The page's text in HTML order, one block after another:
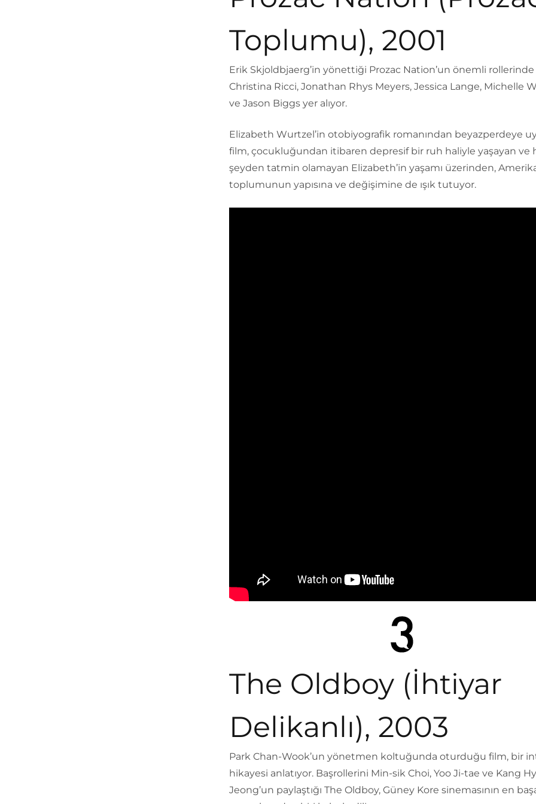
Toplumu), 2001
Erik Skjoldbjaerg’in yönettiği Prozac Nation’un önemli rollerinde
Christina Ricci, Jonathan Rhys Meyers, Jessica Lange, Michelle
ve Jason Biggs yer alıyor.
Elizabeth Wurtzel’in otobiyografik romanından beyazperdeye
film, çocukluğundan itibaren depresif bir ruh haliyle yaşayan ve
şeyden tatmin olamayan Elizabeth’in yaşamı üzerinden,
toplumunun yapısına ve değişimine de ışık tutuyor.
The Oldboy (İhtiyar
Delikanlı), 2003
Park Chan-Wook’un yönetmen koltuğunda oturduğu film, bir
hikayesi anlatıyor. Başrollerini Min-sik Choi, Yoo Ji-tae ve Kang
Jeong’un paylaştığı The Oldboy, Güney Kore sinemasının en